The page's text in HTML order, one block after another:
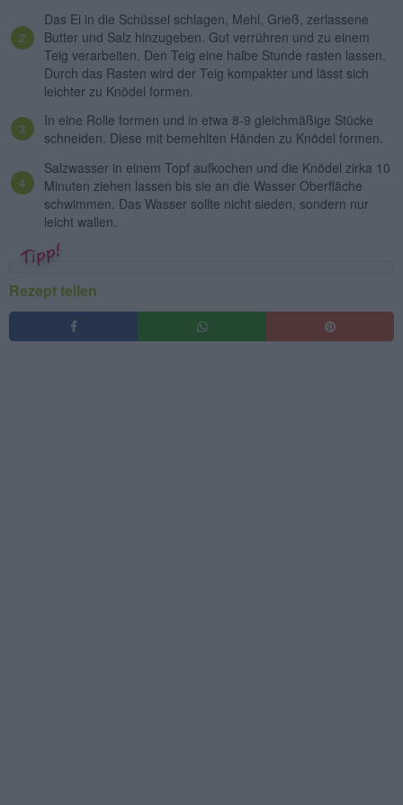
Das Ei in die Schüssel schlagen, Mehl, Grieß, zerlassene
Butter und Salz hinzugeben. Gut verrühren und zu einem
Teig verarbeiten. Den Teig eine halbe Stunde rasten lassen.
Durch das Rasten wird der Teig kompakter und lässt sich
leichter zu Knödel formen.
In eine Rolle formen und in etwa 8-9 gleichmäßige Stücke
schneiden. Diese mit bemehlten Händen zu Knödel formen.
Salzwasser in einem Topf aufkochen und die Knödel zirka 10
Minuten ziehen lassen bis sie an die Wasser Oberfläche
schwimmen. Das Wasser sollte nicht sieden, sondern nur
leicht wallen.
Rezept teilen